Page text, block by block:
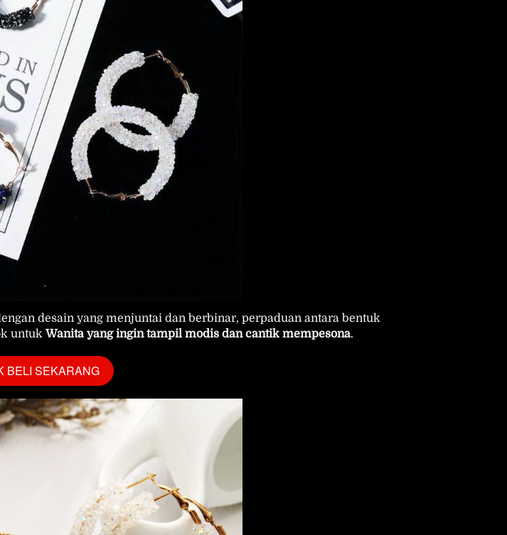
desain yang menjuntai dan berbinar, perpaduan antara bentuk
untuk Wanita yang ingin tampil modis dan cantik mempesona.
BELI SEKARANG